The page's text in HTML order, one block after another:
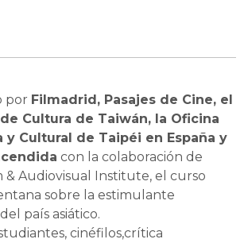
por Filmadrid, Pasajes de Cine, el
Cultura de Taiwán, la Oficina
y Cultural de Taipéi en España y
con la colaboración de
& Audiovisual Institute, el curso
sobre la estimulante
país asiático.
cinéfilos,crítica